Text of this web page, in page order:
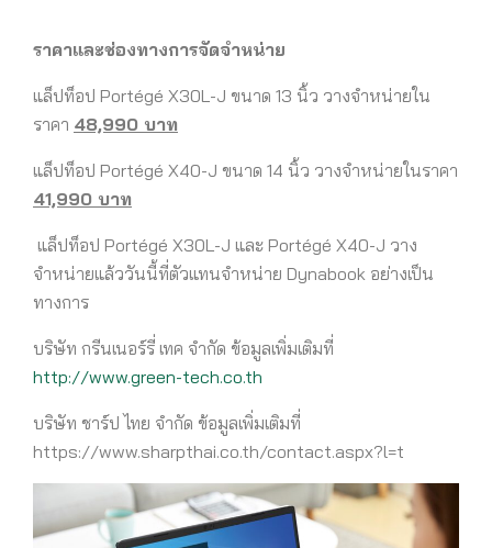
ราคาและช่องทางการจัดจำหน่าย
แล็ปท็อป Portégé X30L-J ขนาด 13 นิ้ว วางจำหน่ายใน
ราคา 48,990 บาท
แล็ปท็อป Portégé X40-J ขนาด 14 นิ้ว วางจำหน่ายในราคา
41,990 บาท
แล็ปท็อป Portégé X30L-J และ Portégé X40-J วาง
จำหน่ายแล้ววันนี้ที่ตัวแทนจำหน่าย Dynabook อย่างเป็น
ทางการ
บริษัท กรีนเนอร์รี่ เทค จำกัด ข้อมูลเพิ่มเติมที่
http://www.green-tech.co.th
บริษัท ชาร์ป ไทย จำกัด ข้อมูลเพิ่มเติมที่
https://www.sharpthai.co.th/contact.aspx?l=t